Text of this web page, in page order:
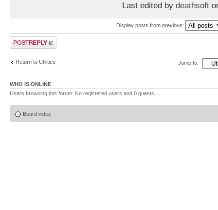
Last edited by deathsoft
Display posts from previous:
Post a reply
Return to Utilities Jump to:
WHO IS ONLINE
Users browsing this forum: No registered users and 0 guests
Board index